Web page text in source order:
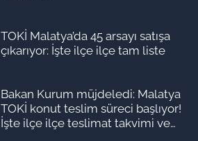
TOKİ Malatya’da 45 arsayı satışa
çıkarıyor: İşte ilçe ilçe tam liste
Bakan Kurum müjdeledi: Malatya
TOKİ konut teslim süreci başlıyor!
İşte ilçe ilçe teslimat takvimi ve